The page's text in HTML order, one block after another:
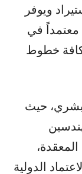
ويوفر
معتمداً في
خطوط
حيث
المعقدة،
الدولية